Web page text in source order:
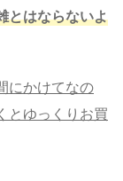
とはならないよ
にかけてなの
とゆっくりお買